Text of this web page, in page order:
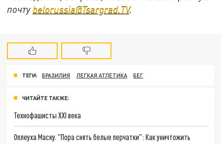
почту belorussia@Tsargrad.TV.
ТЕГИ: БРАЗИЛИЯ ЛЕГКАЯ АТЛЕТИКА БЕГ
ЧИТАЙТЕ ТАКЖЕ:
Технофашисты XXI века
Оплеуха Маску. "Пора снять белые перчатки": Как уничтожить